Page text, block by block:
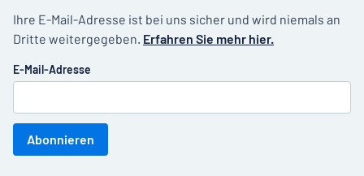
Ihre E-Mail-Adresse ist bei uns sicher und wird niemals an
Dritte weitergegeben. Erfahren Sie mehr hier.
E-Mail-Adresse
Abonnieren